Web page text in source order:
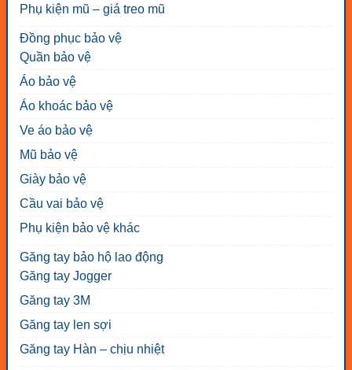
Phụ kiện mũ – giá treo mũ
Đồng phục bảo vệ
Quần bảo vệ
Áo bảo vệ
Áo khoác bảo vệ
Ve áo bảo vệ
Mũ bảo vệ
Giày bảo vệ
Cầu vai bảo vệ
Phụ kiện bảo vệ khác
Găng tay bảo hộ lao động
Găng tay Jogger
Găng tay 3M
Găng tay len sợi
Găng tay Hàn – chịu nhiệt